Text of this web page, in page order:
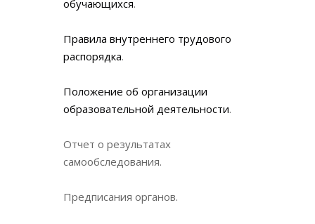
обучающихся.
Правила внутреннего трудового
распорядка.
Положение об организации
образовательной деятельности.
Отчет о результатах
самообследования.
Предписания органов.